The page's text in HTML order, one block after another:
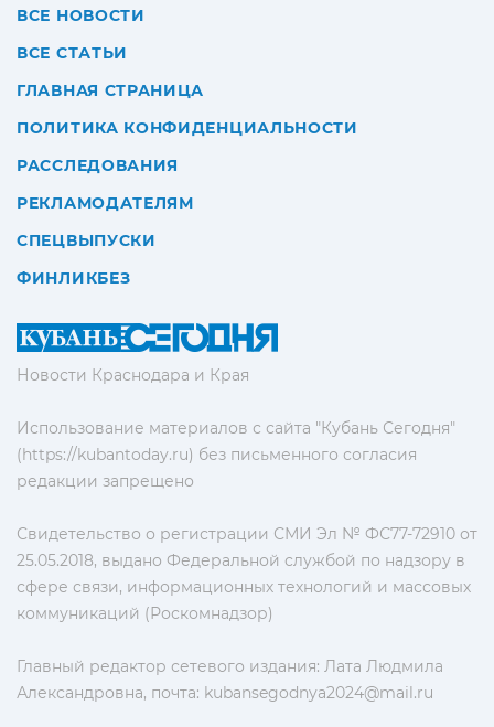
Новости Краснодара и Края
Использование материалов с сайта "Кубань Сегодня"
(https://kubantoday.ru) без письменного согласия
редакции запрещено
Свидетельство о регистрации СМИ Эл № ФС77-72910 от
25.05.2018, выдано Федеральной службой по надзору в
сфере связи, информационных технологий и массовых
коммуникаций (Роскомнадзор)
Главный редактор сетевого издания: Лата Людмила
Александровна, почта: kubansegodnya2024@mail.ru
ВСЕ НОВОСТИ
ВСЕ СТАТЬИ
ГЛАВНАЯ СТРАНИЦА
ПОЛИТИКА КОНФИДЕНЦИАЛЬНОСТИ
РАССЛЕДОВАНИЯ
РЕКЛАМОДАТЕЛЯМ
СПЕЦВЫПУСКИ
ФИНЛИКБЕЗ